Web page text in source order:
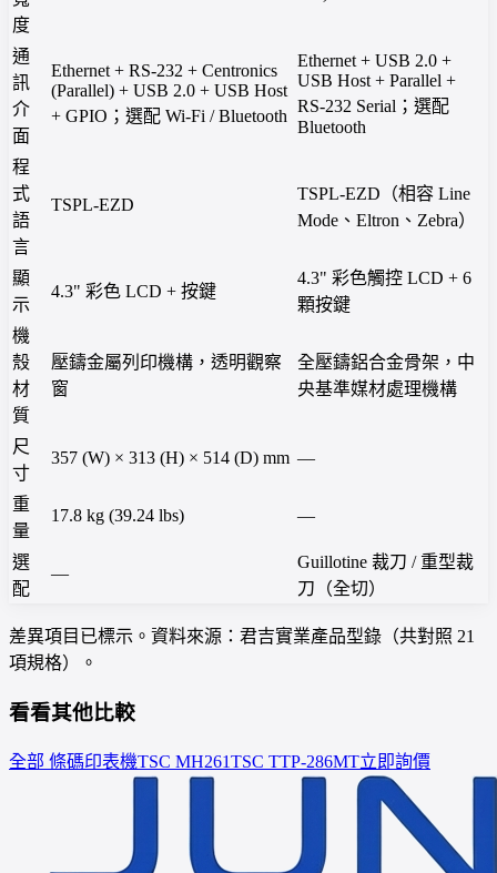
度
通
訊
介
面
Ethernet + RS-232 + Centronics
(Parallel) + USB 2.0 + USB Host
+ GPIO；選配 Wi-Fi / Bluetooth
Ethernet + USB 2.0 +
USB Host + Parallel +
RS-232 Serial；選配
Bluetooth
程
式
語
言
TSPL-EZD
TSPL-EZD（相容 Line
Mode、Eltron、Zebra）
顯
示
4.3" 彩色 LCD + 按鍵
4.3" 彩色觸控 LCD + 6
顆按鍵
機
殼
材
質
壓鑄金屬列印機構，透明觀察
窗
全壓鑄鋁合金骨架，中
央基準媒材處理機構
尺
寸
357 (W) × 313 (H) × 514 (D) mm —
重
量
17.8 kg (39.24 lbs) —
選
配
—
Guillotine 裁刀 / 重型裁
刀（全切）
差異項目已標示。資料來源：君吉實業產品型錄（共對照 21
項規格）。
看看其他比較
全部 條碼印表機TSC MH261TSC TTP-286MT立即詢價